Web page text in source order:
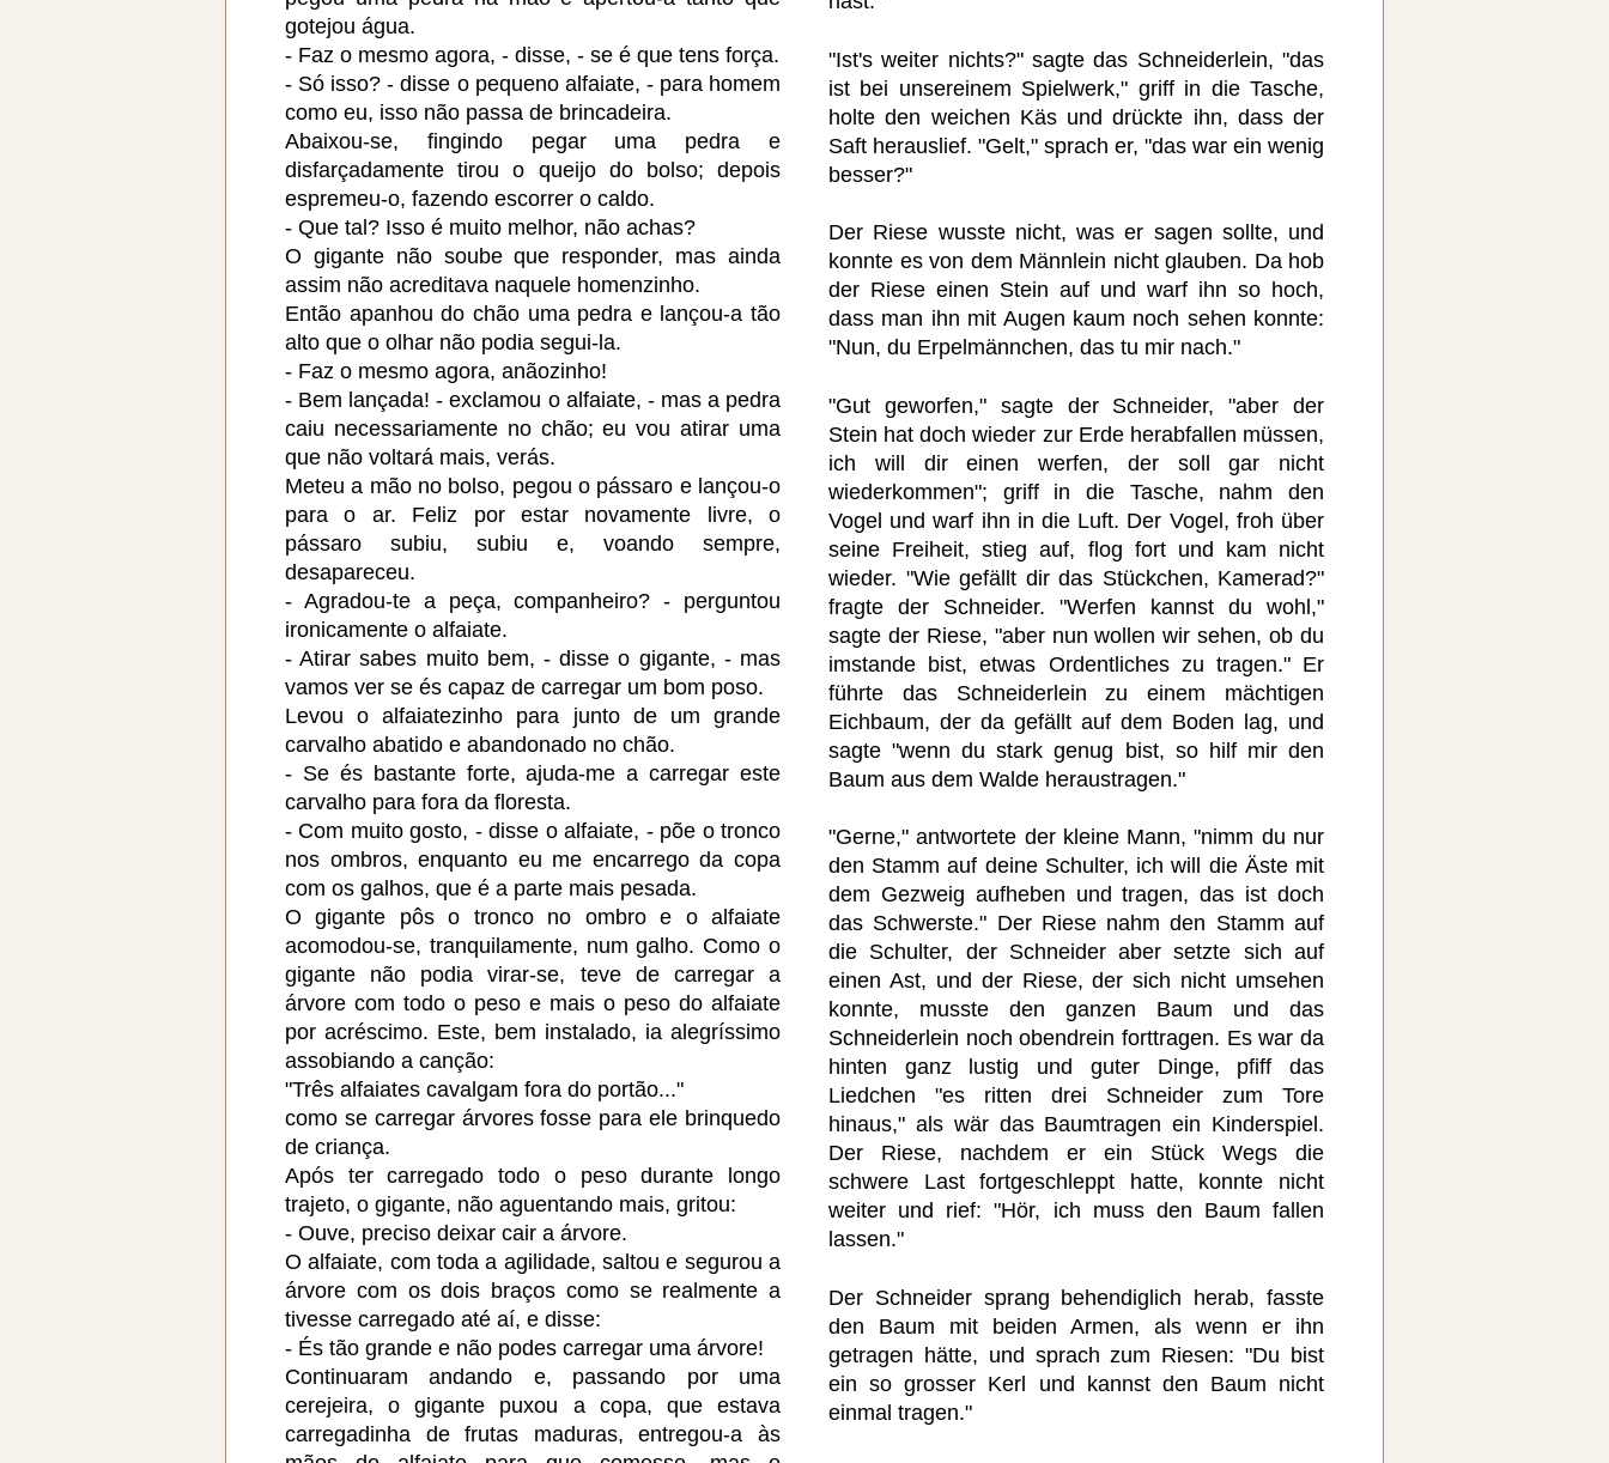
gotejou água.
- Faz o mesmo agora, - disse, - se é que tens força.
- Só isso? - disse o pequeno alfaiate, - para homem
como eu, isso não passa de brincadeira.
Abaixou-se, fingindo pegar uma pedra e
disfarçadamente tirou o queijo do bolso; depois
espremeu-o, fazendo escorrer o caldo.
- Que tal? Isso é muito melhor, não achas?
O gigante não soube que responder, mas ainda
assim não acreditava naquele homenzinho.
Então apanhou do chão uma pedra e lançou-a tão
alto que o olhar não podia segui-la.
- Faz o mesmo agora, anãozinho!
- Bem lançada! - exclamou o alfaiate, - mas a pedra
caiu necessariamente no chão; eu vou atirar uma
que não voltará mais, verás.
Meteu a mão no bolso, pegou o pássaro e lançou-o
para o ar. Feliz por estar novamente livre, o
pássaro subiu, subiu e, voando sempre,
desapareceu.
- Agradou-te a peça, companheiro? - perguntou
ironicamente o alfaiate.
- Atirar sabes muito bem, - disse o gigante, - mas
vamos ver se és capaz de carregar um bom poso.
Levou o alfaiatezinho para junto de um grande
carvalho abatido e abandonado no chão.
- Se és bastante forte, ajuda-me a carregar este
carvalho para fora da floresta.
- Com muito gosto, - disse o alfaiate, - põe o tronco
nos ombros, enquanto eu me encarrego da copa
com os galhos, que é a parte mais pesada.
O gigante pôs o tronco no ombro e o alfaiate
acomodou-se, tranquilamente, num galho. Como o
gigante não podia virar-se, teve de carregar a
árvore com todo o peso e mais o peso do alfaiate
por acréscimo. Este, bem instalado, ia alegríssimo
assobiando a canção:
"Três alfaiates cavalgam fora do portão..."
como se carregar árvores fosse para ele brinquedo
de criança.
Após ter carregado todo o peso durante longo
trajeto, o gigante, não aguentando mais, gritou:
- Ouve, preciso deixar cair a árvore.
O alfaiate, com toda a agilidade, saltou e segurou a
árvore com os dois braços como se realmente a
tivesse carregado até aí, e disse:
- És tão grande e não podes carregar uma árvore!
Continuaram andando e, passando por uma
cerejeira, o gigante puxou a copa, que estava
carregadinha de frutas maduras, entregou-a às
"Ist's weiter nichts?" sagte das Schneiderlein, "das
ist bei unsereinem Spielwerk," griff in die Tasche,
holte den weichen Käs und drückte ihn, dass der
Saft herauslief. "Gelt," sprach er, "das war ein wenig
besser?"
Der Riese wusste nicht, was er sagen sollte, und
konnte es von dem Männlein nicht glauben. Da hob
der Riese einen Stein auf und warf ihn so hoch,
dass man ihn mit Augen kaum noch sehen konnte:
"Nun, du Erpelmännchen, das tu mir nach."
"Gut geworfen," sagte der Schneider, "aber der
Stein hat doch wieder zur Erde herabfallen müssen,
ich will dir einen werfen, der soll gar nicht
wiederkommen"; griff in die Tasche, nahm den
Vogel und warf ihn in die Luft. Der Vogel, froh über
seine Freiheit, stieg auf, flog fort und kam nicht
wieder. "Wie gefällt dir das Stückchen, Kamerad?"
fragte der Schneider. "Werfen kannst du wohl,"
sagte der Riese, "aber nun wollen wir sehen, ob du
imstande bist, etwas Ordentliches zu tragen." Er
führte das Schneiderlein zu einem mächtigen
Eichbaum, der da gefällt auf dem Boden lag, und
sagte "wenn du stark genug bist, so hilf mir den
Baum aus dem Walde heraustragen."
"Gerne," antwortete der kleine Mann, "nimm du nur
den Stamm auf deine Schulter, ich will die Äste mit
dem Gezweig aufheben und tragen, das ist doch
das Schwerste." Der Riese nahm den Stamm auf
die Schulter, der Schneider aber setzte sich auf
einen Ast, und der Riese, der sich nicht umsehen
konnte, musste den ganzen Baum und das
Schneiderlein noch obendrein forttragen. Es war da
hinten ganz lustig und guter Dinge, pfiff das
Liedchen "es ritten drei Schneider zum Tore
hinaus," als wär das Baumtragen ein Kinderspiel.
Der Riese, nachdem er ein Stück Wegs die
schwere Last fortgeschleppt hatte, konnte nicht
weiter und rief: "Hör, ich muss den Baum fallen
lassen."
Der Schneider sprang behendiglich herab, fasste
den Baum mit beiden Armen, als wenn er ihn
getragen hätte, und sprach zum Riesen: "Du bist
ein so grosser Kerl und kannst den Baum nicht
einmal tragen."